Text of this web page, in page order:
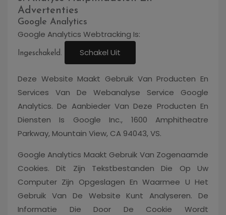
Advertenties
Google Analytics
Google Analytics Webtracking Is:
Ingeschakeld. Schakel Uit
Deze Website Maakt Gebruik Van Producten En
Services Van De Webanalyse Service Google
Analytics. De Aanbieder Van Deze Producten En
Diensten Is Google Inc., 1600 Amphitheatre
Parkway, Mountain View, CA 94043, VS.
Google Analytics Maakt Gebruik Van Zogenaamde
Cookies. Dit Zijn Tekstbestanden Die Op Uw
Computer Zijn Opgeslagen En Waarmee U Het
Gebruik Van De Website Kunt Analyseren. De
Informatie Die Door De Cookie Wordt